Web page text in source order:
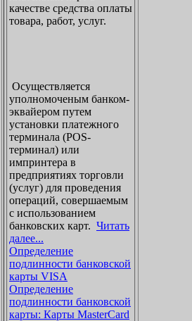
качестве средства оплаты
товара, работ, услуг.
Осуществляется
уполномоченым банком-
эквайером путем
установки платежного
терминала (POS-
терминал) или
импринтера в
предприятиях торговли
(услуг) для проведения
операций, совершаемым
с использованием
банковских карт. Читать
далее...
Определение
подлинности банковской
карты VISA
Определение
подлинности банковской
карты: Карты MasterCard